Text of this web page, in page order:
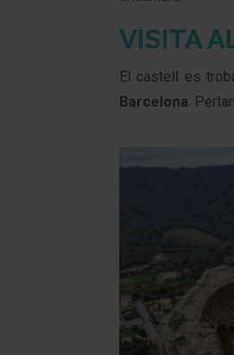
VISITA
El castell es
Barcelona.